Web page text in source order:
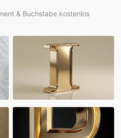
& Buchstabe kostenlos